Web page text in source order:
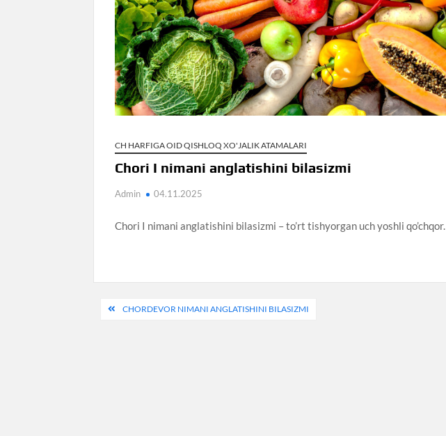
CH HARFIGA OID QISHLOQ XO'JALIK ATAMALARI
Chori I nimani anglatishini bilasizmi
Admin 04.11.2025
Chori I nimani anglatishini bilasizmi – to’rt tishyorgan uch yoshli qo’chqor.
PostCHORDEVOR NIMANI ANGLATISHINI BILASIZMI